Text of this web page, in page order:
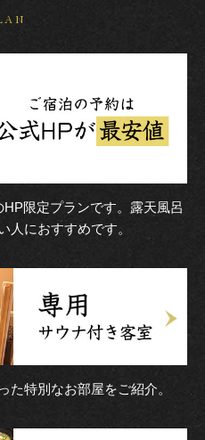
限定プランです。露天風呂
人におすすめです。
た特別なお部屋をご紹介。